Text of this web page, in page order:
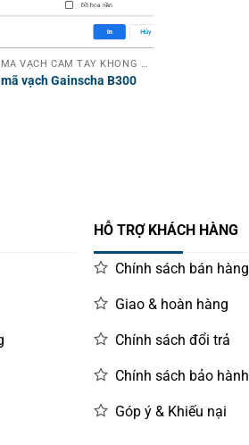
vạch Gainscha B300
HỖ TRỢ KHÁCH HÀNG
Chính sách bán hàng
Giao & hoàn hàng
Chính sách đổi trả
Chính sách bảo hành
Góp ý & Khiếu nại